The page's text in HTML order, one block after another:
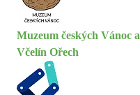
Muzeum českých Vánoc a
Včelín Ořech